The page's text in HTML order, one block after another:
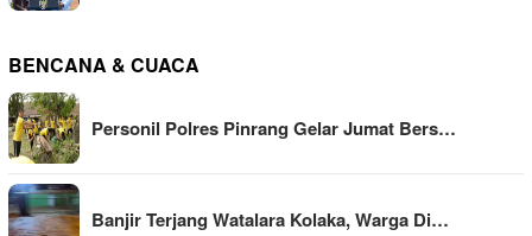
BENCANA & CUACA
Personil Polres Pinrang Gelar Jumat Bers…
Banjir Terjang Watalara Kolaka, Warga Di…